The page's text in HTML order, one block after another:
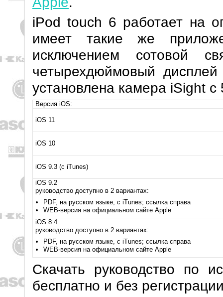
iPod touch 6 работает на
имеет такие же
исключением сотовой
четырехдюймовый
установлена камера iSight
Версия iOS:
iOS 11
iOS 10
iOS 9.3 (с iTunes)
iOS 9.2
руководство доступно в 2 вариантах:
PDF, на русском языке, с iTunes; ссылка справа
WEB-версия на официальном сайте Apple
iOS 8.4
руководство доступно в 2 вариантах:
PDF, на русском языке, с iTunes; ссылка справа
WEB-версия на официальном сайте Apple
Скачать руководство по
бесплатно и без